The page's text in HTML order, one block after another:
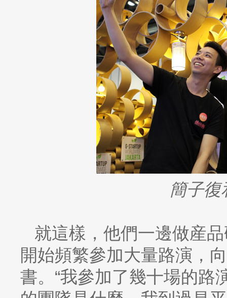
簡子復
就這樣，他們一邊做産
開始頻繁參加大量路演，
書。“我參加了幾十場的路